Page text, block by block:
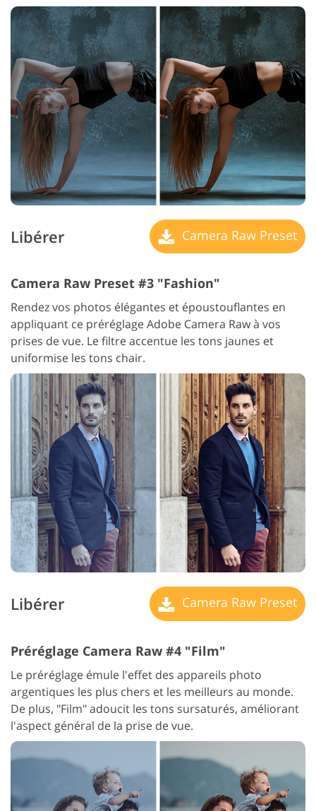
Libérer Camera Raw Preset
Camera Raw Preset #3 "Fashion"
Rendez vos photos élégantes et époustouflantes en
appliquant ce préréglage Adobe Camera Raw à vos
prises de vue. Le filtre accentue les tons jaunes et
uniformise les tons chair.
Libérer Camera Raw Preset
Préréglage Camera Raw #4 "Film"
Le préréglage émule l'effet des appareils photo
argentiques les plus chers et les meilleurs au monde.
De plus, "Film" adoucit les tons sursaturés, améliorant
l'aspect général de la prise de vue.